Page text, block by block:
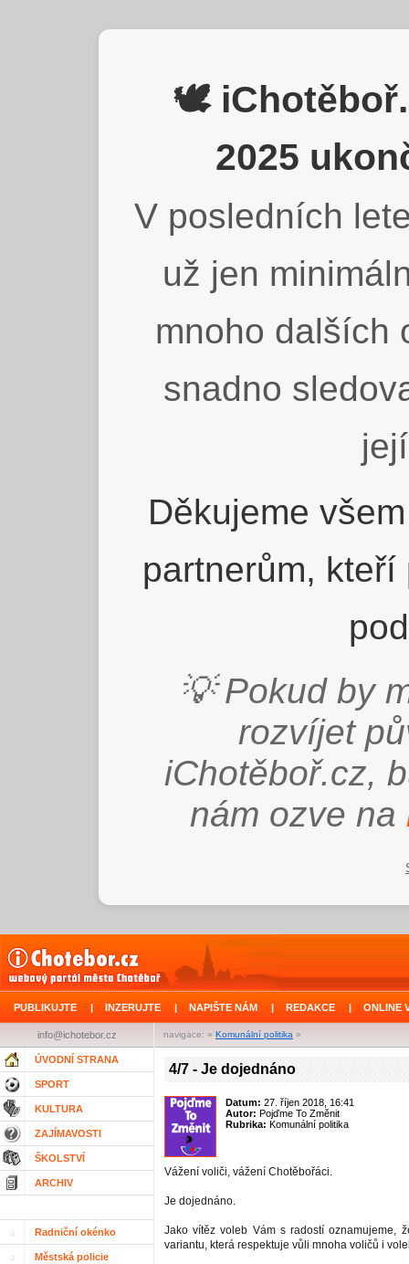
🕊️
2025
V posledních
už jen
mnoho dalších
snadno
Děkujeme
partnerům,
💡 Pokud by
rozvíjet
iChotěboř.cz,
nám ozve na
PUBLIKUJTE | INZERUJTE | NAPIŠTE NÁM | REDAKCE | ONLINE
navigace: » Komunální politika »
info@ichotebor.cz
ÚVODNÍ STRANA
SPORT
KULTURA
ZAJÍMAVOSTI
ŠKOLSTVÍ
ARCHIV
Radniční okénko
Městská policie
4/7 - Je dojednáno
Datum: 27. říjen 2018, 16:41
Autor: Pojďme To Změnit
Rubrika: Komunální politika
Vážení voliči, vážení Chotěbořáci.
Je dojednáno.
Jako vítěz voleb Vám s radostí oznamujeme,
variantu, která respektuje vůli mnoha voličů i